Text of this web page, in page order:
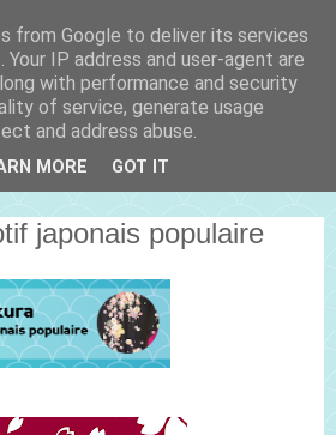
japonais populaire
from Google to deliver its services
IP address and user-agent are
with performance and security
of service, generate usage
and address abuse.
MORE GOT IT